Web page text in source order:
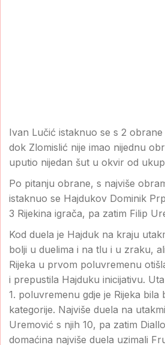
Ivan Lučić istaknuo se s 2
dok Zlomislić nije imao nijednu
uputio nijedan šut u okvir od
Po pitanju obrane, s najviše
istaknuo se Hajdukov Dominik
3 Rijekina igrača, pa zatim Filip
Kod duela je Hajduk na kraju
bolji u duelima i na tlu i u zraku,
Rijeka u prvom poluvremenu
i prepustila Hajduku inicijativu.
1. poluvremenu gdje je Rijeka bila
kategorije. Najviše duela na
Uremović s njih 10, pa zatim
domaćina najviše duela uzimali